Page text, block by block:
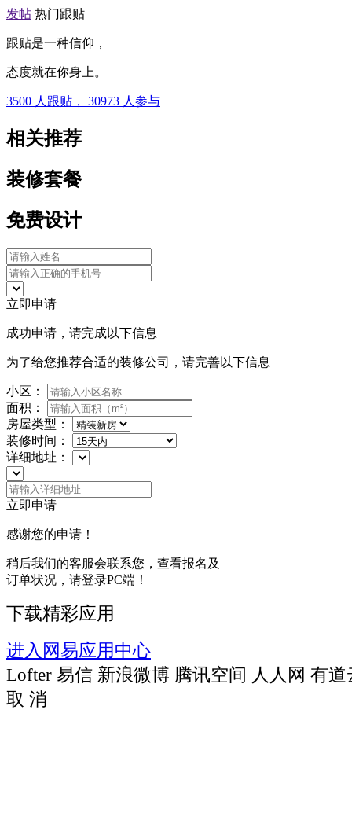
发帖 热门跟贴
跟贴是一种信仰，
态度就在你身上。
3500 人跟贴， 30973 人参与
相关推荐
装修套餐
免费设计
立即申请
成功申请，请完成以下信息
为了给您推荐合适的装修公司，请完善以下信息
小区：
面积：
房屋类型：
装修时间：
详细地址：
立即申请
感谢您的申请！
稍后我们的客服会联系您，查看报名及
订单状况，请登录PC端！
下载精彩应用
进入网易应用中心
Lofter 易信 新浪微博 腾讯空间 人人网 有道
取 消